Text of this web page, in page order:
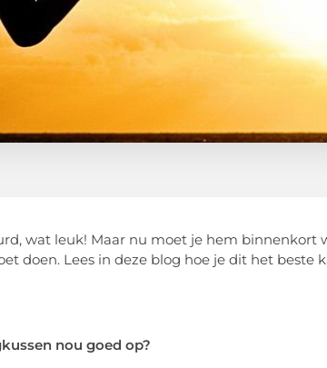
wat leuk! Maar nu moet je hem binnenkort
doen. Lees in deze blog hoe je dit het beste
nou goed op?